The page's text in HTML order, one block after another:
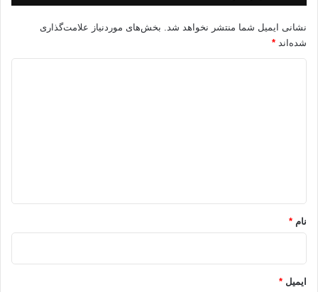
نشانی ایمیل شما منتشر نخواهد شد. بخش‌های موردنیاز علامت‌گذاری
شده‌اند *
نام *
ایمیل *